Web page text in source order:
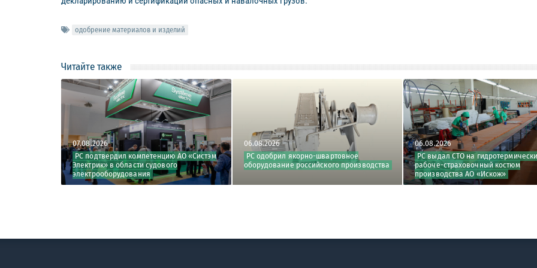
одобрение материалов и изделий
Читайте также
07.08.2026
РС подтвердил компетенцию АО «Систэм
Электрик» в области судового
электрооборудования
06.08.2026
РС одобрил якорно-швартовное
оборудование российского производства
06.08.2026
РС выдал СТО на
рабоче-страховочный костюм
производства АО «Искож»